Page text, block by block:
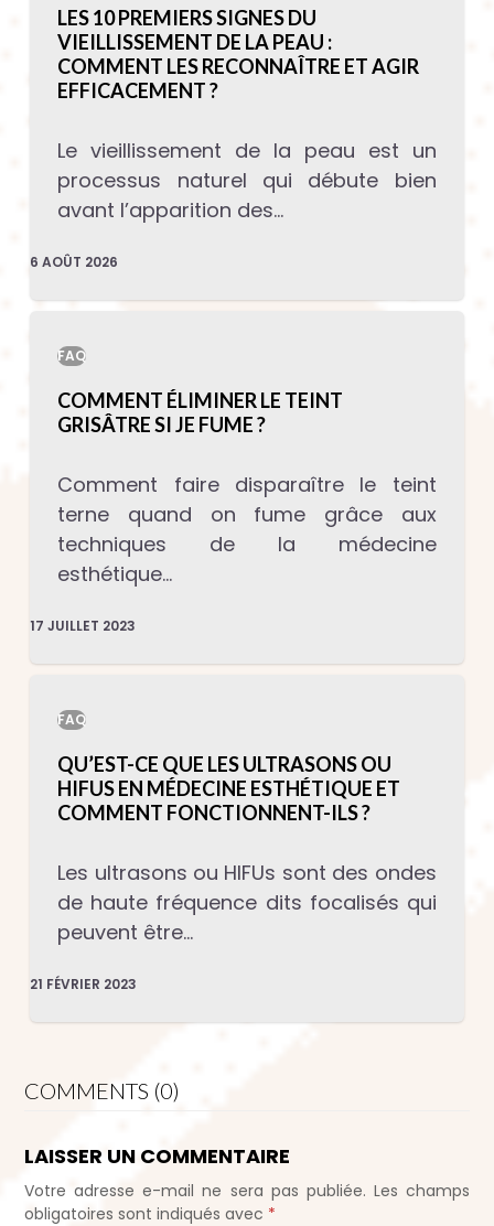
LES 10 PREMIERS SIGNES DU
VIEILLISSEMENT DE LA PEAU :
COMMENT LES RECONNAÎTRE ET AGIR
EFFICACEMENT ?
Le vieillissement de la peau est un
processus naturel qui débute bien
avant l’apparition des…
6 AOÛT 2026
FAQ
COMMENT ÉLIMINER LE TEINT
GRISÂTRE SI JE FUME ?
Comment faire disparaître le teint
terne quand on fume grâce aux
techniques de la médecine
esthétique…
17 JUILLET 2023
FAQ
QU’EST-CE QUE LES ULTRASONS OU
HIFUS EN MÉDECINE ESTHÉTIQUE ET
COMMENT FONCTIONNENT-ILS ?
Les ultrasons ou HIFUs sont des ondes
de haute fréquence dits focalisés qui
peuvent être…
21 FÉVRIER 2023
COMMENTS (0)
LAISSER UN COMMENTAIRE
Votre adresse e-mail ne sera pas publiée. Les champs
obligatoires sont indiqués avec *